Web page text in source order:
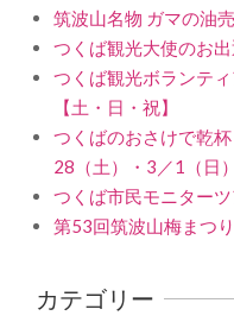
筑波山名物 ガマの油
つくば観光大使のお
つくば観光ボランテ
【土・日・祝】
つくばのおさけで乾
28（土）・3／1（日）
つくば市民モニター
第53回筑波山梅まつ
カテゴリー